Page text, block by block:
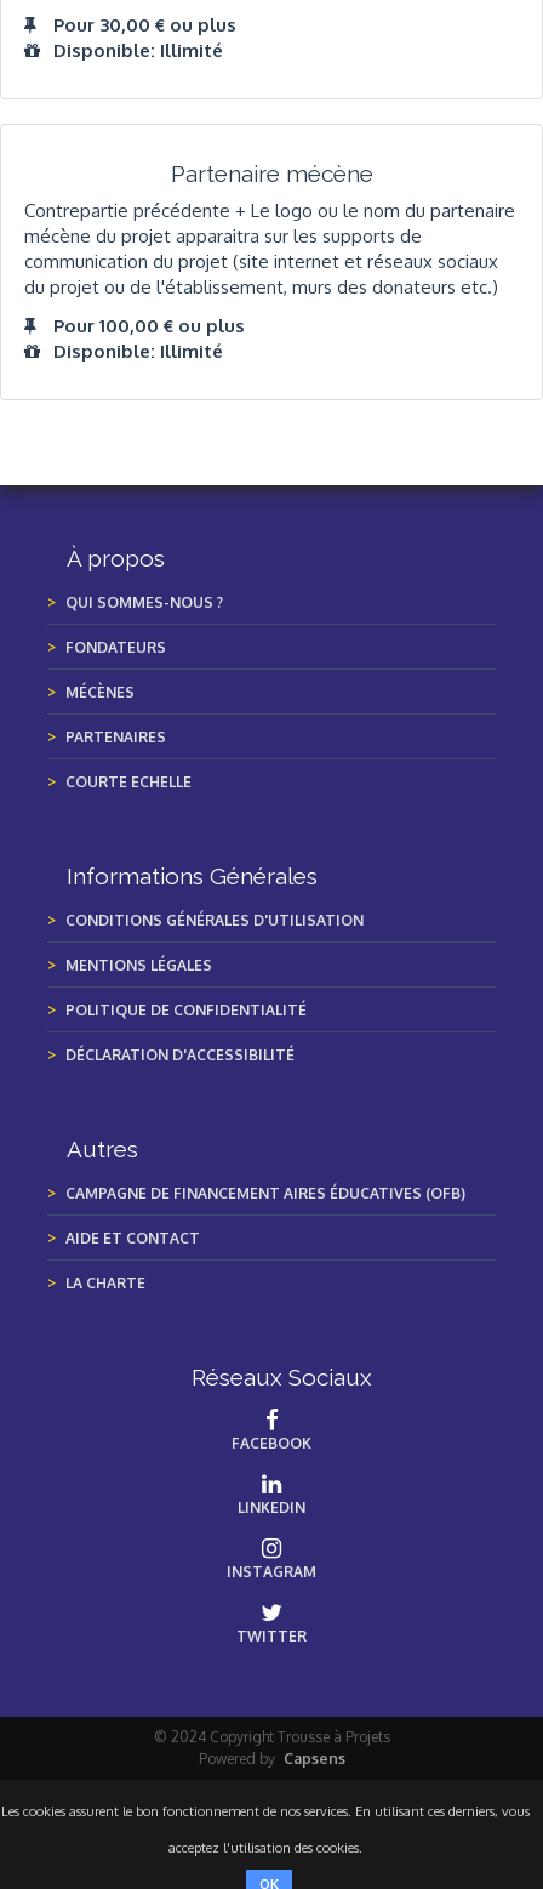
Pour 30,00 € ou plus
Disponible: Illimité
Partenaire mécène
Contrepartie précédente + Le logo ou le nom du partenaire
mécène du projet apparaitra sur les supports de
communication du projet (site internet et réseaux sociaux
du projet ou de l'établissement, murs des donateurs etc.)
Pour 100,00 € ou plus
Disponible: Illimité
À propos
QUI SOMMES-NOUS ?
FONDATEURS
MÉCÈNES
PARTENAIRES
COURTE ECHELLE
Informations Générales
CONDITIONS GÉNÉRALES D'UTILISATION
MENTIONS LÉGALES
POLITIQUE DE CONFIDENTIALITÉ
DÉCLARATION D'ACCESSIBILITÉ
Autres
CAMPAGNE DE FINANCEMENT AIRES ÉDUCATIVES (OFB)
AIDE ET CONTACT
LA CHARTE
Réseaux Sociaux
FACEBOOK
LINKEDIN
INSTAGRAM
TWITTER
© 2024 Copyright Trousse à Projets
Powered by Capsens
Les cookies assurent le bon fonctionnement de nos services. En utilisant ces derniers, vous
acceptez l'utilisation des cookies.
OK